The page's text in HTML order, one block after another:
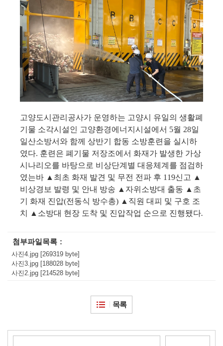
고양도시관리공사가 운영하는 고양시 유일의 생활폐
기물 소각시설인 고양환경에너지시설에서 5월 28일
일산소방서와 함께 상반기 합동 소방훈련을 실시하
였다. 훈련은 폐기물 저장조에서 화재가 발생한 가상
시나리오를 바탕으로 비상단계별 대응체계를 점검하
였는바 ▲ 최초 화재 발견 및 무전 전파 후 119신고 ▲
비상경보 발령 및 안내 방송 ▲ 자위소방대 출동 ▲ 초
기 화재 진압(전동식 방수총) ▲ 직원 대피 및 구호 조
치
▲ 소방대 현장 도착 및 진압작업 순으로 진행됐다.
첨부파일목록
사진4.jpg [269319 byte]
사진3.jpg [188028 byte]
사진2.jpg [214528 byte]
목록